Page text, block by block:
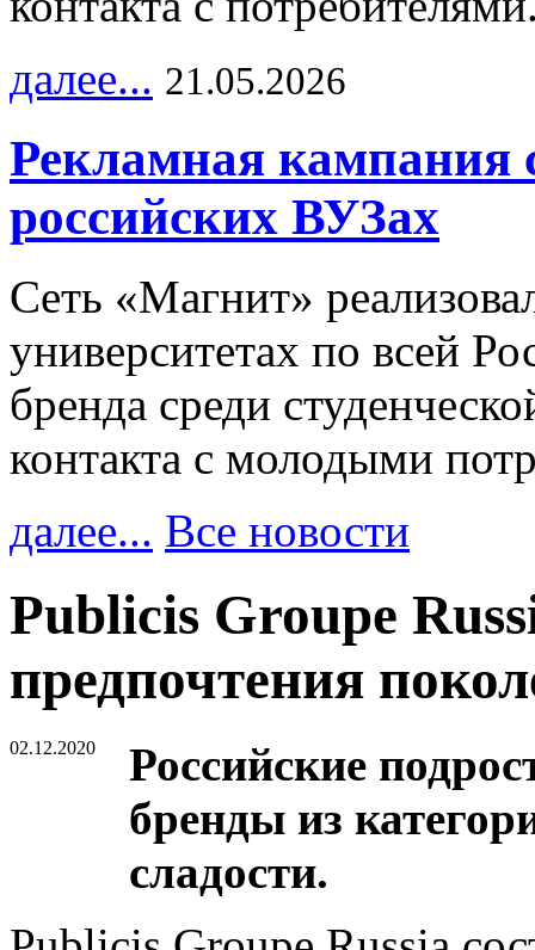
далее... 21.05.2026
Рекламная кампания
российских ВУЗах
Сеть «Магнит»
университетах по всей
бренда среди
контакта с молодыми
далее... Все новости
Publicis Groupe
предпочтения
02.12.2020
Российские
бренды из
сладости.